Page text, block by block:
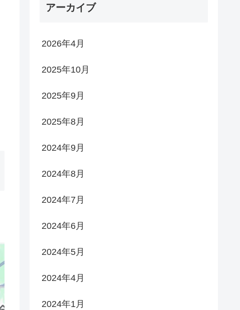
アーカイブ
2026年4月
2025年10月
2025年9月
2025年8月
2024年9月
2024年8月
2024年7月
2024年6月
2024年5月
2024年4月
2024年1月